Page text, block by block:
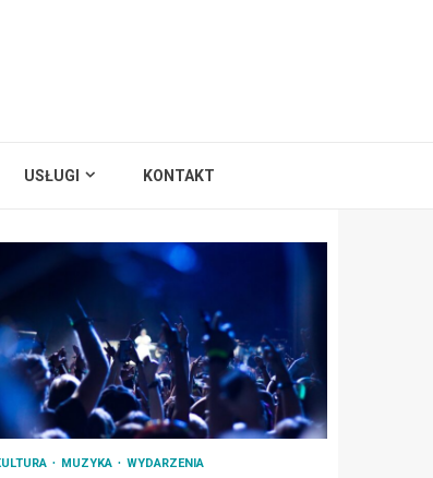
USŁUGI KONTAKT
MUZYKA WYDARZENIA